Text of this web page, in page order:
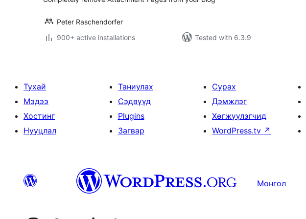
Peter Raschendorfer
900+ active installations
Tested with 6.3.9
Тухай
Мэдээ
Хостинг
Нууцлал
Таниулах
Сэдвүүд
Plugins
Загвар
Сурах
Дэмжлэг
Хөгжүүлэгчид
WordPress.tv ↗
Монгол